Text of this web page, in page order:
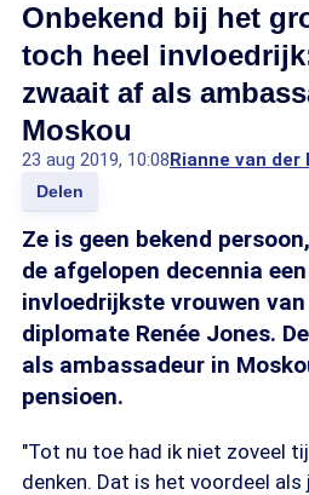
Onbekend bij het
toch heel
zwaait af als
Moskou
23 aug 2019, 10:08Rianne van der
Delen
Ze is geen bekend
de afgelopen decennia
invloedrijkste vrouwen van
diplomate Renée Jones.
als ambassadeur in
pensioen.
"Tot nu toe had ik niet zoveel
denken. Dat is het voordeel